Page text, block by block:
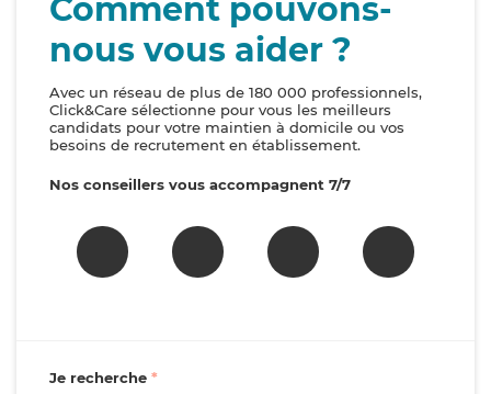
Comment pouvons-
nous vous aider ?
Avec un réseau de plus de 180 000 professionnels,
Click&Care sélectionne pour vous les meilleurs
candidats pour votre maintien à domicile ou vos
besoins de recrutement en établissement.
Nos conseillers vous accompagnent 7/7
Je recherche